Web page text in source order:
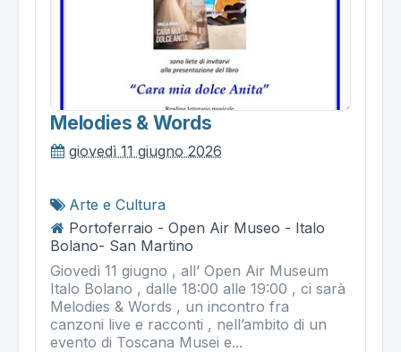
Melodies & Words
giovedì 11 giugno 2026
Arte e Cultura
Portoferraio - Open Air Museo - Italo
Bolano- San Martino
Giovedì 11 giugno , all’ Open Air Museum
Italo Bolano , dalle 18:00 alle 19:00 , ci sarà
Melodies & Words , un incontro fra
canzoni live e racconti , nell’ambito di un
evento di Toscana Musei e...